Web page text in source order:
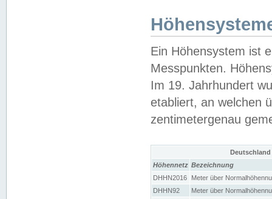
Ein Höhensystem ist
Messpunkten.
Im 19. Jahrhundert
etabliert, an welchen
zentimetergenau
Höhennetz Bezeichnung
DHHN2016
Meter über
DHHN92
Meter über